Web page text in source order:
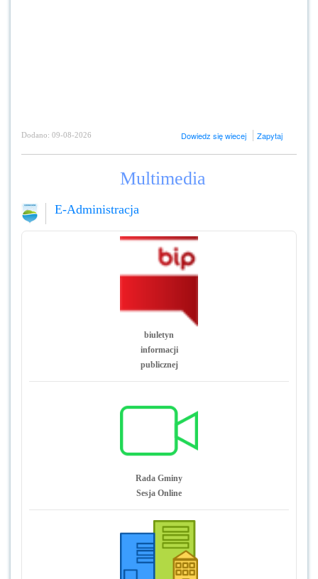
Dodano: 09-08-2026 Dowiedz się wiecej Zapytaj
Multimedia
E-Administracja
biuletyn
informacji
publicznej
Rada Gminy
Sesja Online